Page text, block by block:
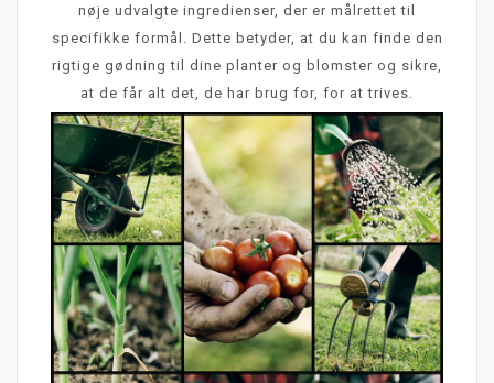
nøje udvalgte ingredienser, der er målrettet til
specifikke formål. Dette betyder, at du kan finde den
rigtige gødning til dine planter og blomster og sikre,
at de får alt det, de har brug for, for at trives.